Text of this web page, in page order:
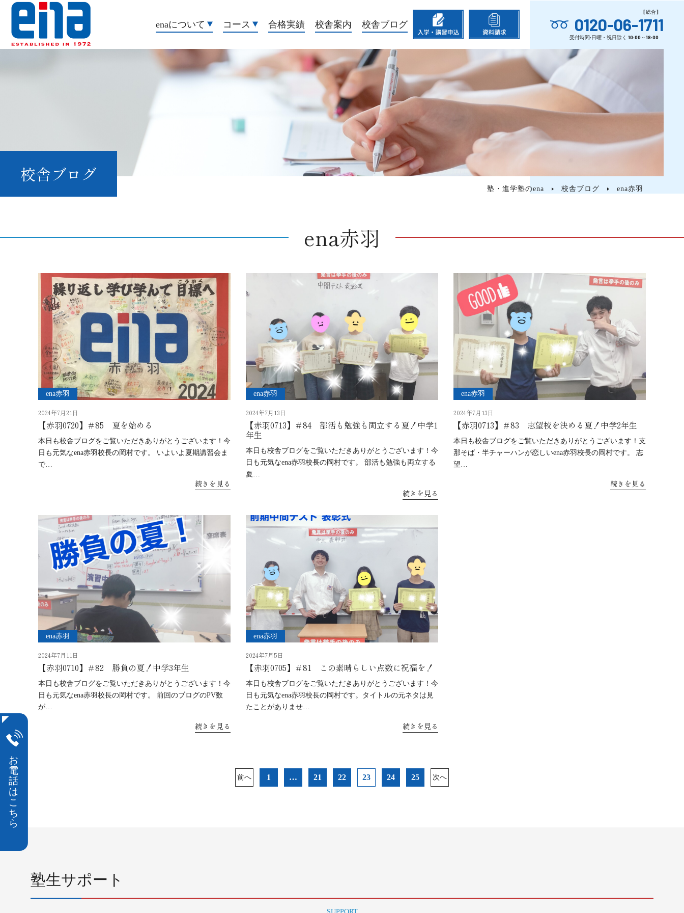
enaについて コース 合格実績 校舎案内 校舎ブログ 0120-06-1711
校舎ブログ
塾・進学塾のena 校舎ブログ ena赤羽
ena赤羽
ena赤羽
2024年7月21日
【赤羽0720】＃85 夏を始める
本日も校舎ブログをご覧いただきありがとうございます！今
日も元気なena赤羽校長の岡村です。 いよいよ夏期講習会ま
で…
続きを見る
ena赤羽
2024年7月13日
【赤羽0713】＃84 部活も勉強も両立する夏！中学1
年生
本日も校舎ブログをご覧いただきありがとうございます！今
日も元気なena赤羽校長の岡村です。 部活も勉強も両立する
夏…
続きを見る
ena赤羽
2024年7月13日
【赤羽0713】＃83 志望校を決める夏！中学2年生
本日も校舎ブログをご覧いただきありがとうございます！支
那そば・半チャーハンが恋しいena赤羽校長の岡村です。 志
望…
続きを見る
ena赤羽
2024年7月11日
【赤羽0710】＃82 勝負の夏！中学3年生
本日も校舎ブログをご覧いただきありがとうございます！今
日も元気なena赤羽校長の岡村です。 前回のブログのPV数
が…
続きを見る
ena赤羽
2024年7月5日
【赤羽0705】＃81 この素晴らしい点数に祝福を！
本日も校舎ブログをご覧いただきありがとうございます！今
日も元気なena赤羽校長の岡村です。タイトルの元ネタは見
たことがありませ…
続きを見る
前へ 1 … 21 22 23 24 25 次へ
塾生サポート